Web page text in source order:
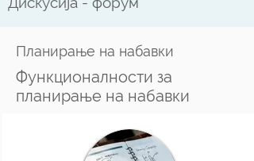
Планирање на набавки
Функционалности за
планирање на набавки